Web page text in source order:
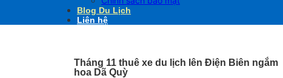
Blog Du Lịch
Liên hệ
Tháng 11 thuê xe du lịch lên Điện Biên ngắm
hoa Dã Quỳ